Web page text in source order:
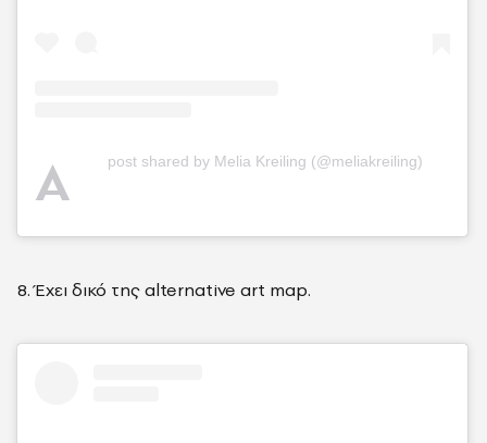
A post shared by Melia Kreiling (@meliakreiling)
8. Έχει δικό της alternative art map.